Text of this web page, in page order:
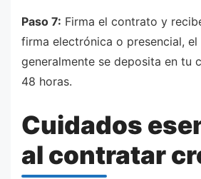
Paso 7: Firma el contrato y
firma electrónica o presencial, el
generalmente se deposita en tu
48 horas.
Cuidados
al contratar